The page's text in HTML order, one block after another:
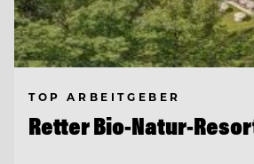
TOP ARBEITGEBER
Retter Bio-Natur-